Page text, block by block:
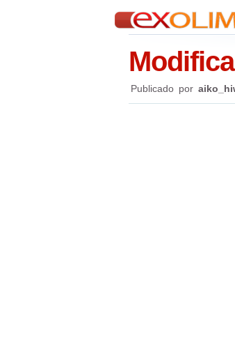
Publicado por